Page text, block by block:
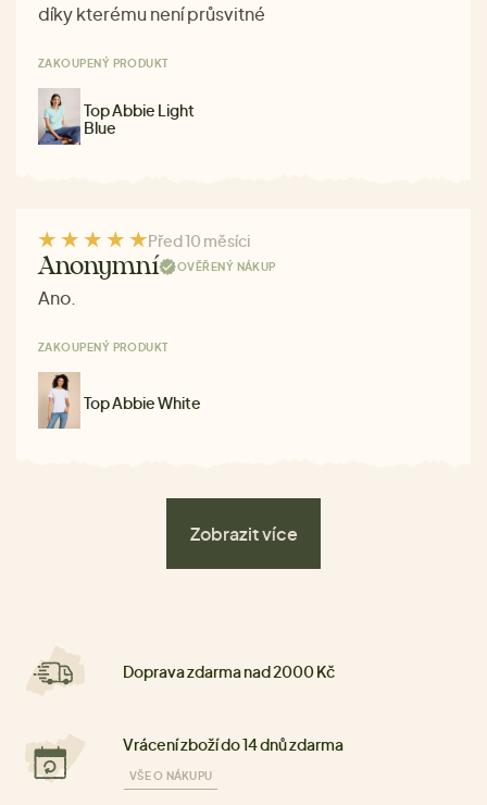
díky kterému není průsvitné
ZAKOUPENÝ PRODUKT
Top Abbie Light
Blue
Před 10 měsíci
Anonymní OVĚŘENÝ NÁKUP
Ano.
ZAKOUPENÝ PRODUKT
Top Abbie White
Zobrazit více
Doprava zdarma nad 2000 Kč
Vrácení zboží do 14 dnů zdarma
VŠE O NÁKUPU